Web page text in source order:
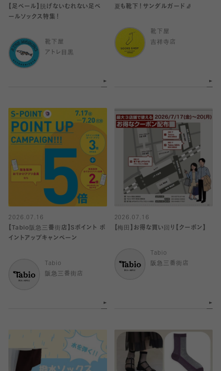
【足ベール】脱げないむれない足ベ
ールソックス特集！
靴下屋
アトレ目黒
夏も靴下！サンダルガード🧦
靴下屋
吉祥寺店
2026.07.16
【Tabio阪急三番街店】Sポイント ポ
イントアップキャンペーン
Tabio
阪急三番街店
2026.07.16
【梅田】お得な買い回り【クーポン】
Tabio
阪急三番街店